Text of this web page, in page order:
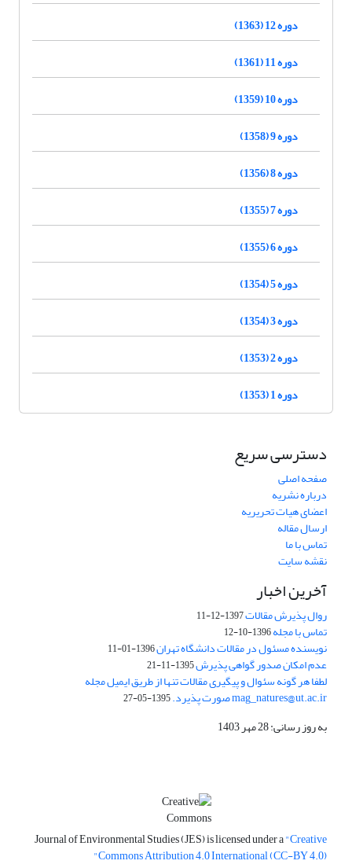
دوره 12 (1363)
دوره 11 (1361)
دوره 10 (1359)
دوره 9 (1358)
دوره 8 (1356)
دوره 7 (1355)
دوره 6 (1355)
دوره 5 (1354)
دوره 3 (1354)
دوره 2 (1353)
دوره 1 (1353)
دسترسی سریع
صفحه اصلی
درباره نشریه
اعضای هیات تحریریه
ارسال مقاله
تماس با ما
نقشه سایت
آخرین اخبار
روال پذیرش مقالات1397-12-11
تماس با مجله1396-10-12
نویسنده مسئول در مقالات دانشگاه تهران1396-01-11
عدم امکان صدور گواهی پذیرش1395-11-21
لطفا هر گونه سئوال و پیگیری مقالات تنها از طریق ایمیل مجله
mag_natures@ut.ac.ir صورت پذیرد. 1395-05-27
به روز رسانی: 28 مهر 1403
Journal of Environmental Studies (JES) is licensed under a"Creative
Commons Attribution 4.0 International (CC-BY 4.0)"